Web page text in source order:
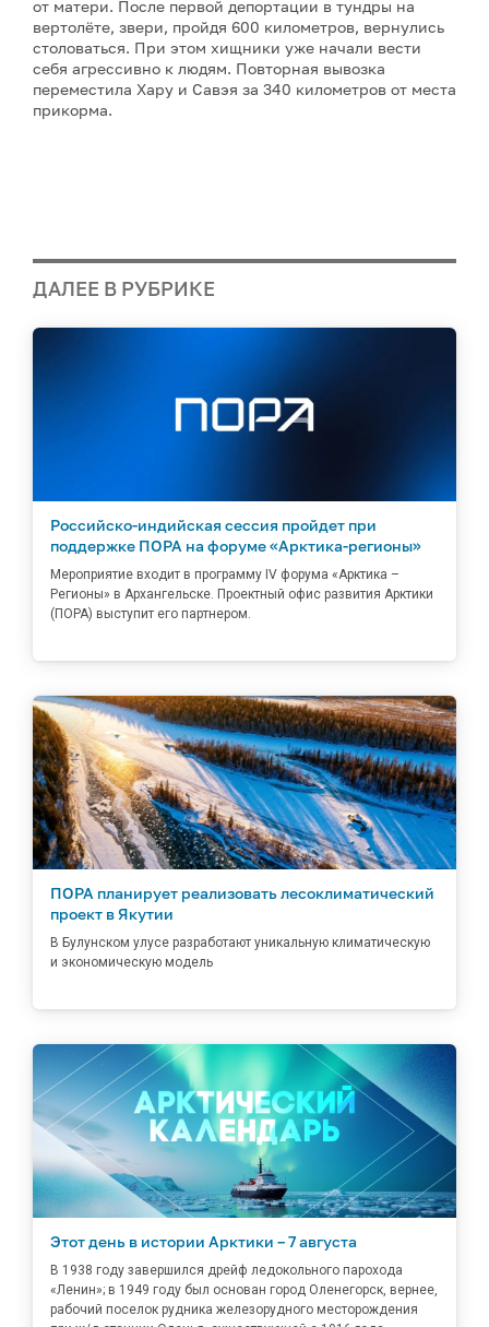
от матери. После первой депортации в тундры на
вертолёте, звери, пройдя 600 километров, вернулись
столоваться. При этом хищники уже начали вести
себя агрессивно к людям. Повторная вывозка
переместила Хару и Савэя за 340 километров от места
прикорма.
ДАЛЕЕ В РУБРИКЕ
Российско-индийская сессия пройдет при
поддержке ПОРА на форуме «Арктика-регионы»
Мероприятие входит в программу IV форума «Арктика –
Регионы» в Архангельске. Проектный офис развития Арктики
(ПОРА) выступит его партнером.
ПОРА планирует реализовать лесоклиматический
проект в Якутии
В Булунском улусе разработают уникальную климатическую
и экономическую модель
Этот день в истории Арктики – 7 августа
В 1938 году завершился дрейф ледокольного парохода
«Ленин»; в 1949 году был основан город Оленегорск, вернее,
рабочий поселок рудника железорудного месторождения